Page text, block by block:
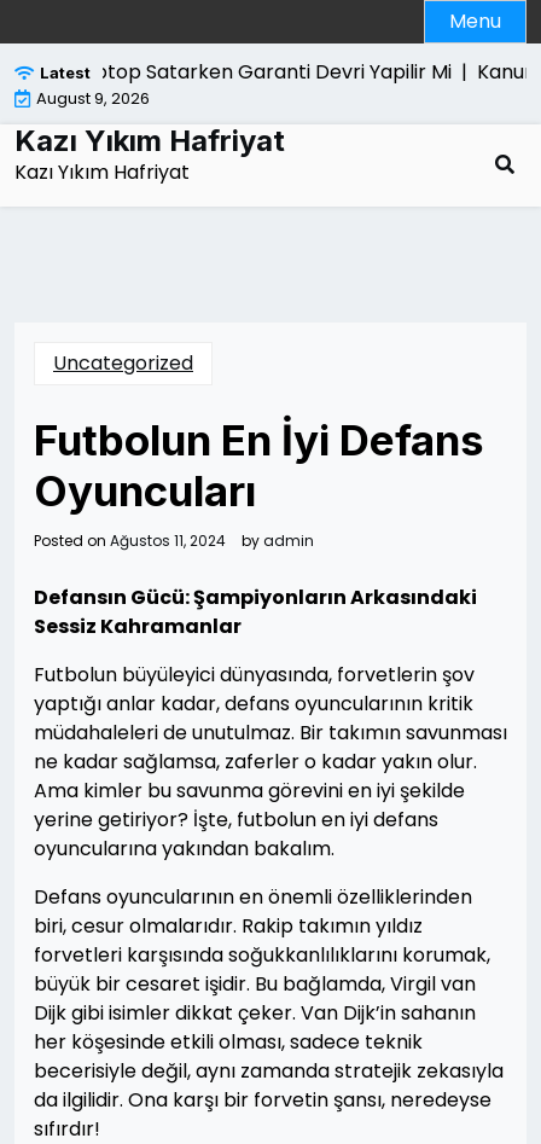
to
content
Menu
Latest
Laptop Satarken Garanti Devri Yapilir Mi |Kanun
August 9, 2026
Kazı Yıkım Hafriyat
Kazı Yıkım Hafriyat
Uncategorized
Futbolun En İyi Defans
Oyuncuları
Posted on Ağustos 11, 2024 byadmin
Defansın Gücü: Şampiyonların Arkasındaki
Sessiz Kahramanlar
Futbolun büyüleyici dünyasında, forvetlerin şov
yaptığı anlar kadar, defans oyuncularının kritik
müdahaleleri de unutulmaz. Bir takımın savunması
ne kadar sağlamsa, zaferler o kadar yakın olur.
Ama kimler bu savunma görevini en iyi şekilde
yerine getiriyor? İşte, futbolun en iyi defans
oyuncularına yakından bakalım.
Defans oyuncularının en önemli özelliklerinden
biri, cesur olmalarıdır. Rakip takımın yıldız
forvetleri karşısında soğukkanlılıklarını korumak,
büyük bir cesaret işidir. Bu bağlamda, Virgil van
Dijk gibi isimler dikkat çeker. Van Dijk’in sahanın
her köşesinde etkili olması, sadece teknik
becerisiyle değil, aynı zamanda stratejik zekasıyla
da ilgilidir. Ona karşı bir forvetin şansı, neredeyse
sıfırdır!